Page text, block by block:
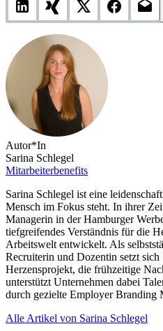
Autor*In
Sarina Schlegel
Mitarbeiterbenefits
Sarina Schlegel ist eine
Mensch im Fokus steht. In ihrer
Managerin in der Hamburger
tiefgreifendes Verständnis für die
Arbeitswelt entwickelt. Als
Recruiterin und Dozentin setzt
Herzensprojekt, die frühzeitige
unterstützt Unternehmen dabei
durch gezielte Employer Branding
Alle Artikel von Sarina Schlegel